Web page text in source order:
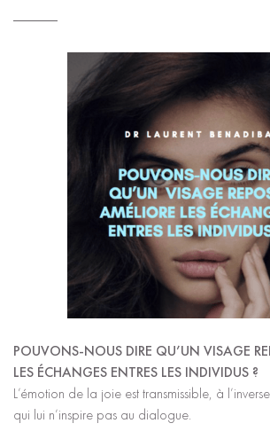
POUVONS-NOUS DIRE QU’UN VISAGE
LES ÉCHANGES ENTRES LES INDIVIDUS ?
L’émotion de la joie est transmissible, à
qui lui n’inspire pas au dialogue.